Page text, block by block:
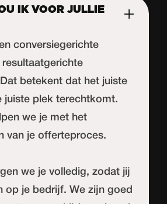
IK VOOR JULLIE
conversiegerichte
betekent dat het juiste
juiste plek terechtkomt.
we je met het
van je offerteproces.
we je volledig, zodat jij
op je bedrijf. We zijn goed